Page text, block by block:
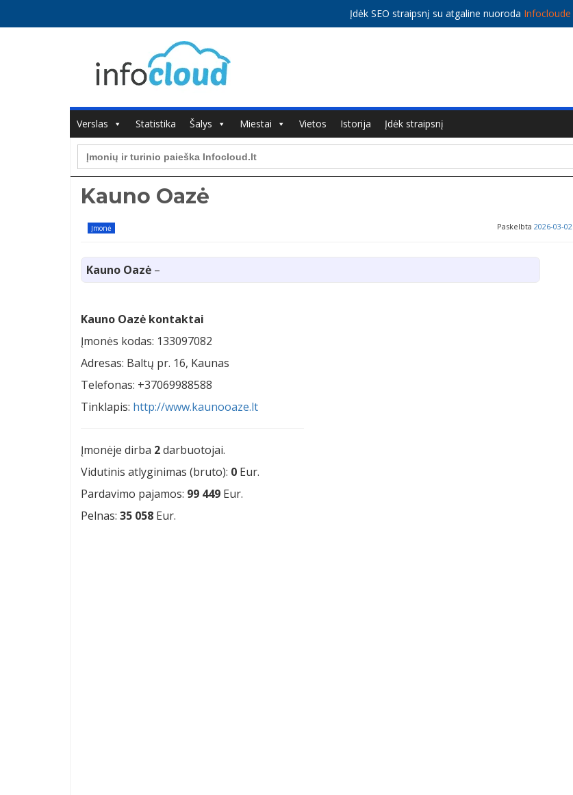
Įdėk SEO straipsnį su atgaline nuoroda Infocloude
Verslas Statistika Šalys Miestai Vietos Istorija
Įdėk straipsnį
Search
for:
Kauno Oazė
Įmonė Paskelbta 2026-03-02
Kauno Oazė –
Kauno Oazė kontaktai
Įmonės kodas: 133097082
Adresas: Baltų pr. 16, Kaunas
Telefonas: +37069988588
Tinklapis: http://www.kaunooaze.lt
Įmonėje dirba 2darbuotojai.
Vidutinis atlyginimas (bruto): 0 Eur.
Pardavimo pajamos: 99 449 Eur.
Pelnas: 35 058 Eur.